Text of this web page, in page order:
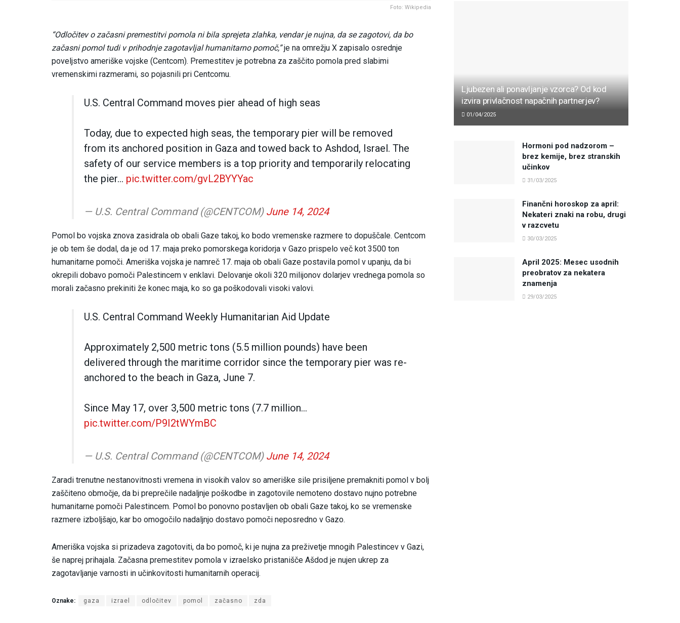
Foto: Wikipedia
“Odločitev o začasni premestitvi pomola ni bila sprejeta zlahka, vendar je nujna, da se zagotovi, da bo
začasni pomol tudi v prihodnje zagotavljal humanitarno pomoč,”je na omrežju X zapisalo osrednje
poveljstvo ameriške vojske (Centcom). Premestitev je potrebna za zaščito pomola pred slabimi
vremenskimi razmerami, so pojasnili pri Centcomu.
U.S. Central Command moves pier ahead of high seas
Today, due to expected high seas, the temporary pier will be removed
from its anchored position in Gaza and towed back to Ashdod, Israel. The
safety of our service members is a top priority and temporarily relocating
the pier… pic.twitter.com/gvL2BYYYac
— U.S. Central Command (@CENTCOM) June 14, 2024
Pomol bo vojska znova zasidrala ob obali Gaze takoj, ko bodo vremenske razmere to dopuščale. Centcom
je ob tem še dodal, da je od 17. maja preko pomorskega koridorja v Gazo prispelo več kot 3500 ton
humanitarne pomoči. Ameriška vojska je namreč 17. maja ob obali Gaze postavila pomol v upanju, da bi
okrepili dobavo pomoči Palestincem v enklavi. Delovanje okoli 320 milijonov dolarjev vrednega pomola so
morali začasno prekiniti že konec maja, ko so ga poškodovali visoki valovi.
U.S. Central Command Weekly Humanitarian Aid Update
Approximately 2,500 metric tons (5.5 million pounds) have been
delivered through the maritime corridor since the temporary pier was re-
anchored to the beach in Gaza, June 7.
Since May 17, over 3,500 metric tons (7.7 million…
pic.twitter.com/P9I2tWYmBC
— U.S. Central Command (@CENTCOM) June 14, 2024
Zaradi trenutne nestanovitnosti vremena in visokih valov so ameriške sile prisiljene premakniti pomol v bolj
zaščiteno območje, da bi preprečile nadaljnje poškodbe in zagotovile nemoteno dostavo nujno potrebne
humanitarne pomoči Palestincem. Pomol bo ponovno postavljen ob obali Gaze takoj, ko se vremenske
razmere izboljšajo, kar bo omogočilo nadaljnjo dostavo pomoči neposredno v Gazo.
Ameriška vojska si prizadeva zagotoviti, da bo pomoč, ki je nujna za preživetje mnogih Palestincev v Gazi,
še naprej prihajala. Začasna premestitev pomola v izraelsko pristanišče Ašdod je nujen ukrep za
zagotavljanje varnosti in učinkovitosti humanitarnih operacij.
Oznake: gaza izrael odločitev pomol začasno zda
Ljubezen ali ponavljanje vzorca? Od kod
izvira privlačnost napačnih partnerjev?
01/04/2025
Hormoni pod nadzorom –
brez kemije, brez stranskih
učinkov
31/03/2025
Finančni horoskop za april:
Nekateri znaki na robu, drugi
v razcvetu
30/03/2025
April 2025: Mesec usodnih
preobratov za nekatera
znamenja
29/03/2025